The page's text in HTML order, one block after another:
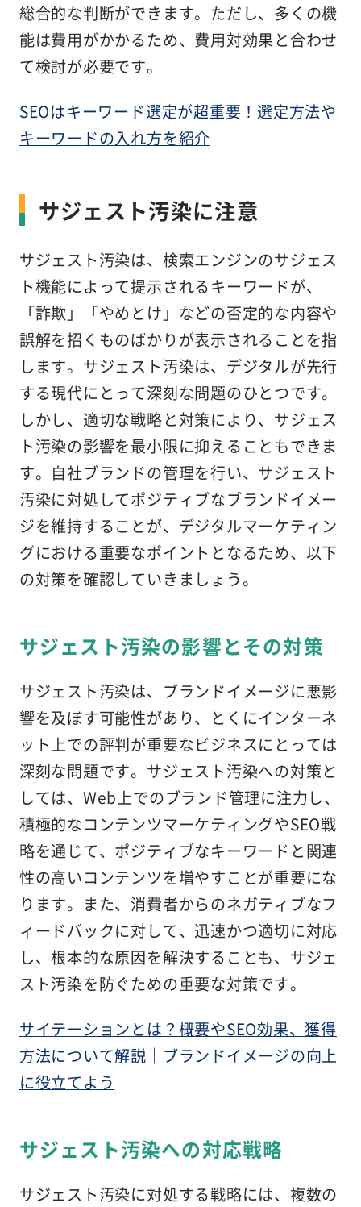
総合的な判断ができます。ただし、多くの機
能は費用がかかるため、費用対効果と合わせ
て検討が必要です。
SEOはキーワード選定が超重要！選定方法や
キーワードの入れ方を紹介
サジェスト汚染に注意
サジェスト汚染は、検索エンジンのサジェス
ト機能によって提示されるキーワードが、
「詐欺」「やめとけ」などの否定的な内容や
誤解を招くものばかりが表示されることを指
します。サジェスト汚染は、デジタルが先行
する現代にとって深刻な問題のひとつです。
しかし、適切な戦略と対策により、サジェス
ト汚染の影響を最小限に抑えることもできま
す。自社ブランドの管理を行い、サジェスト
汚染に対処してポジティブなブランドイメー
ジを維持することが、デジタルマーケティン
グにおける重要なポイントとなるため、以下
の対策を確認していきましょう。
サジェスト汚染の影響とその対策
サジェスト汚染は、ブランドイメージに悪影
響を及ぼす可能性があり、とくにインターネ
ット上での評判が重要なビジネスにとっては
深刻な問題です。サジェスト汚染への対策と
しては、Web上でのブランド管理に注力し、
積極的なコンテンツマーケティングやSEO戦
略を通じて、ポジティブなキーワードと関連
性の高いコンテンツを増やすことが重要にな
ります。また、消費者からのネガティブなフ
ィードバックに対して、迅速かつ適切に対応
し、根本的な原因を解決することも、サジェ
スト汚染を防ぐための重要な対策です。
サイテーションとは？概要やSEO効果、獲得
方法について解説｜ブランドイメージの向上
に役立てよう
サジェスト汚染への対応戦略
サジェスト汚染に対処する戦略には、複数の